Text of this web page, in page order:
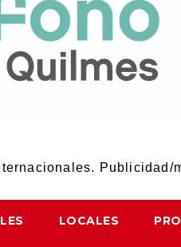
Publicidad/
LOCALES